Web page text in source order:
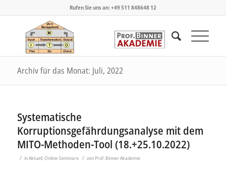
Rufen Sie uns an: +49 511 848648 12
Archiv für das Monat: Juli, 2022
Systematische
Korruptionsgefährdungsanalyse mit dem
MITO-Methoden-Tool (18.+25.10.2022)
/ inAktuell,Online-Seminare / von Prof. Binner Akademie